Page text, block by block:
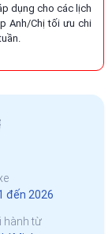
dụng cho các lịch
Anh/Chị tối ưu chi
đến 2026
hành từ